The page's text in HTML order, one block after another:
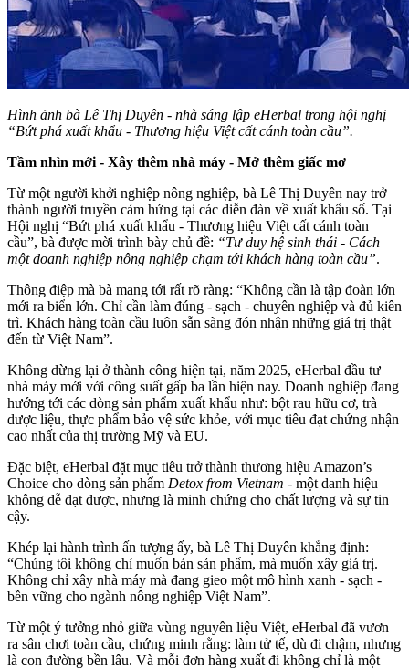
Hình ảnh bà Lê Thị Duyên - nhà sáng lập eHerbal trong hội nghị
“Bứt phá xuất khẩu - Thương hiệu Việt cất cánh toàn cầu”.
Tầm nhìn mới - Xây thêm nhà máy - Mở thêm giấc mơ
Từ một người khởi nghiệp nông nghiệp, bà Lê Thị Duyên nay trở
thành người truyền cảm hứng tại các diễn đàn về xuất khẩu số. Tại
Hội nghị “Bứt phá xuất khẩu - Thương hiệu Việt cất cánh toàn
cầu”, bà được mời trình bày chủ đề: “Tư duy hệ sinh thái - Cách
một doanh nghiệp nông nghiệp chạm tới khách hàng toàn cầu”.
Thông điệp mà bà mang tới rất rõ ràng: “Không cần là tập đoàn lớn
mới ra biển lớn. Chỉ cần làm đúng - sạch - chuyên nghiệp và đủ kiên
trì. Khách hàng toàn cầu luôn sẵn sàng đón nhận những giá trị thật
đến từ Việt Nam”.
Không dừng lại ở thành công hiện tại, năm 2025, eHerbal đầu tư
nhà máy mới với công suất gấp ba lần hiện nay. Doanh nghiệp đang
hướng tới các dòng sản phẩm xuất khẩu như: bột rau hữu cơ, trà
dược liệu, thực phẩm bảo vệ sức khỏe, với mục tiêu đạt chứng nhận
cao nhất của thị trường Mỹ và EU.
Đặc biệt, eHerbal đặt mục tiêu trở thành thương hiệu Amazon’s
Choice cho dòng sản phẩm Detox from Vietnam - một danh hiệu
không dễ đạt được, nhưng là minh chứng cho chất lượng và sự tin
cậy.
Khép lại hành trình ấn tượng ấy, bà Lê Thị Duyên khẳng định:
“Chúng tôi không chỉ muốn bán sản phẩm, mà muốn xây giá trị.
Không chỉ xây nhà máy mà đang gieo một mô hình xanh - sạch -
bền vững cho ngành nông nghiệp Việt Nam”.
Từ một ý tưởng nhỏ giữa vùng nguyên liệu Việt, eHerbal đã vươn
ra sân chơi toàn cầu, chứng minh rằng: làm tử tế, dù đi chậm, nhưng
là con đường bền lâu. Và mỗi đơn hàng xuất đi không chỉ là một